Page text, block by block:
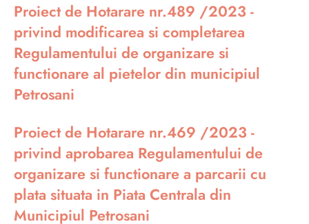
Proiect de Hotarare nr.489 /2023 -
privind modificarea si completarea
Regulamentului de organizare si
functionare al pietelor din municipiul
Petrosani
Proiect de Hotarare nr.469 /2023 -
privind aprobarea Regulamentului de
organizare si functionare a parcarii cu
plata situata in Piata Centrala din
Municipiul Petrosani